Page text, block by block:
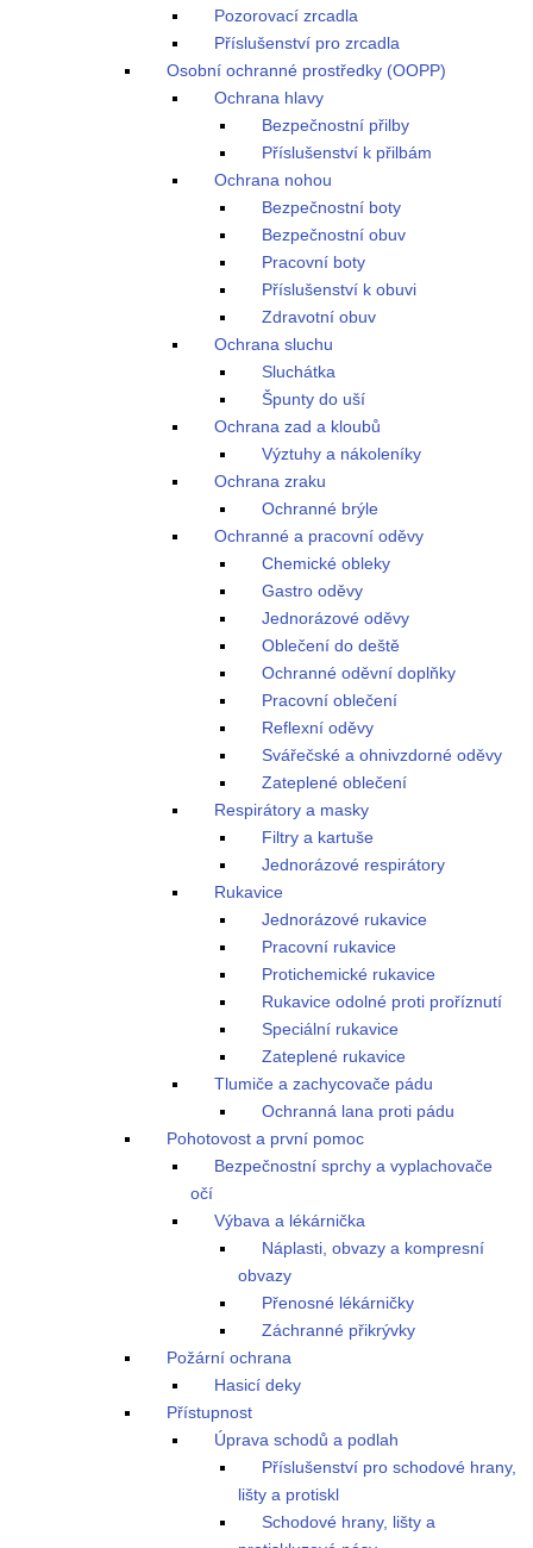
Pozorovací zrcadla
Příslušenství pro zrcadla
Osobní ochranné prostředky (OOPP)
Ochrana hlavy
Bezpečnostní přilby
Příslušenství k přilbám
Ochrana nohou
Bezpečnostní boty
Bezpečnostní obuv
Pracovní boty
Příslušenství k obuvi
Zdravotní obuv
Ochrana sluchu
Sluchátka
Špunty do uší
Ochrana zad a kloubů
Výztuhy a nákoleníky
Ochrana zraku
Ochranné brýle
Ochranné a pracovní oděvy
Chemické obleky
Gastro oděvy
Jednorázové oděvy
Oblečení do deště
Ochranné oděvní doplňky
Pracovní oblečení
Reflexní oděvy
Svářečské a ohnivzdorné oděvy
Zateplené oblečení
Respirátory a masky
Filtry a kartuše
Jednorázové respirátory
Rukavice
Jednorázové rukavice
Pracovní rukavice
Protichemické rukavice
Rukavice odolné proti proříznutí
Speciální rukavice
Zateplené rukavice
Tlumiče a zachycovače pádu
Ochranná lana proti pádu
Pohotovost a první pomoc
Bezpečnostní sprchy a vyplachovače
očí
Výbava a lékárnička
Náplasti, obvazy a kompresní
obvazy
Přenosné lékárničky
Záchranné přikrývky
Požární ochrana
Hasicí deky
Přístupnost
Úprava schodů a podlah
Příslušenství pro schodové hrany,
lišty a protiskl
Schodové hrany, lišty a